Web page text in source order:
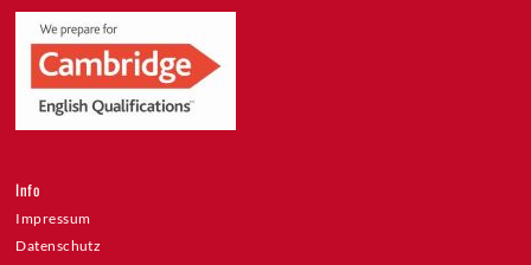
Info
Impressum
Datenschutz